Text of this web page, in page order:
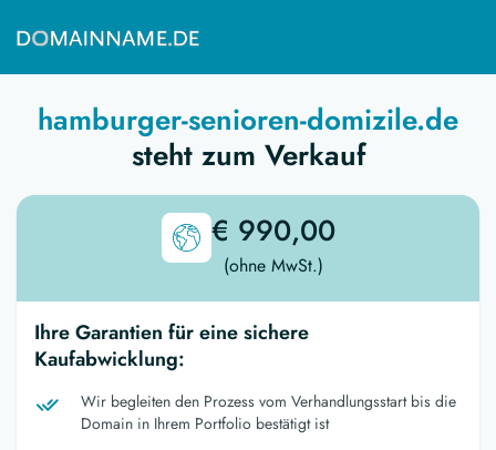
hamburger-senioren-domizile.de
steht zum Verkauf
€ 990,00
(ohne MwSt.)
Ihre Garantien für eine sichere
Kaufabwicklung:
Wir begleiten den Prozess vom Verhandlungsstart bis die
Domain in Ihrem Portfolio bestätigt ist